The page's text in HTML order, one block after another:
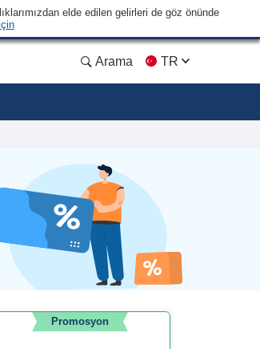
elde edilen gelirleri de göz önünde
Arama TR
Promosyon